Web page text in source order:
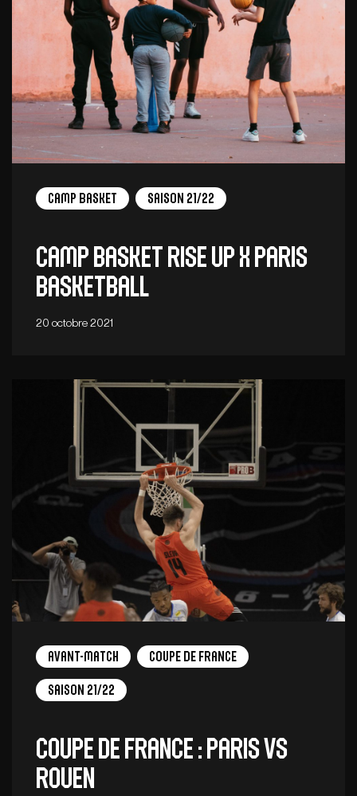
Camp Basket Saison 21/22
CAMP BASKET RISE UP x PARIS
BASKETBALL
20 octobre 2021
Avant-Match Coupe de France
Saison 21/22
Coupe de France : Paris vs
Rouen